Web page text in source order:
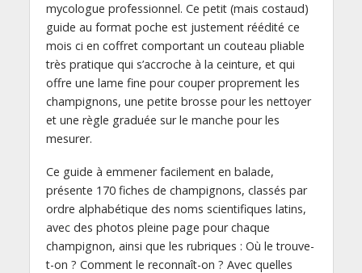
mycologue professionnel. Ce petit (mais costaud)
guide au format poche est justement réédité ce
mois ci en coffret comportant un couteau pliable
très pratique qui s’accroche à la ceinture, et qui
offre une lame fine pour couper proprement les
champignons, une petite brosse pour les nettoyer
et une règle graduée sur le manche pour les
mesurer.
Ce guide à emmener facilement en balade,
présente 170 fiches de champignons, classés par
ordre alphabétique des noms scientifiques latins,
avec des photos pleine page pour chaque
champignon, ainsi que les rubriques : Où le trouve-
t-on ? Comment le reconnaît-on ? Avec quelles